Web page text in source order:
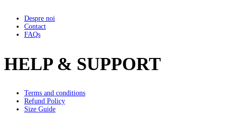
Despre noi
Contact
FAQs
HELP & SUPPORT
Terms and conditions
Refund Policy
Size Guide